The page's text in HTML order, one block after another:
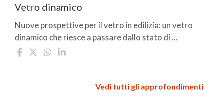
Vetro dinamico
Nuove prospettive per il vetro in edilizia: un vetro
dinamico che riesce a passare dallo stato di ...
Vedi tutti gli approfondimenti